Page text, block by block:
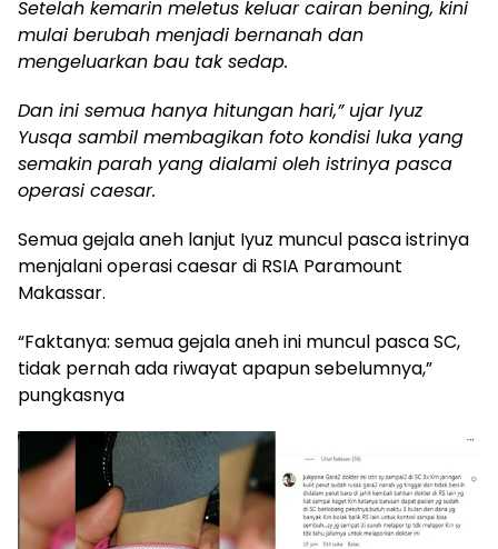
Setelah kemarin meletus keluar cairan bening, kini
mulai berubah menjadi bernanah dan
mengeluarkan bau tak sedap.
Dan ini semua hanya hitungan hari,” ujar Iyuz
Yusqa sambil membagikan foto kondisi luka yang
semakin parah yang dialami oleh istrinya pasca
operasi caesar.
Semua gejala aneh lanjut Iyuz muncul pasca istrinya
menjalani operasi caesar di RSIA Paramount
Makassar.
“Faktanya: semua gejala aneh ini muncul pasca SC,
tidak pernah ada riwayat apapun sebelumnya,”
pungkasnya